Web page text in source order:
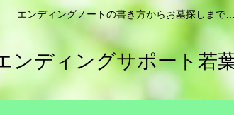
エンディングノートの書き方からお墓探しまで…
ンディングサポート若